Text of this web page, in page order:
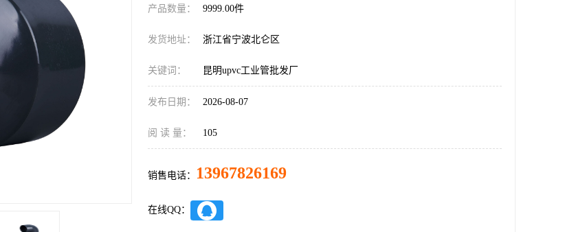
产品数量： 9999.00件
发货地址： 浙江省宁波北仑区
关键词： 昆明upvc工业管批发厂
发布日期： 2026-08-07
阅 读 量： 105
销售电话： 13967826169
在线QQ：